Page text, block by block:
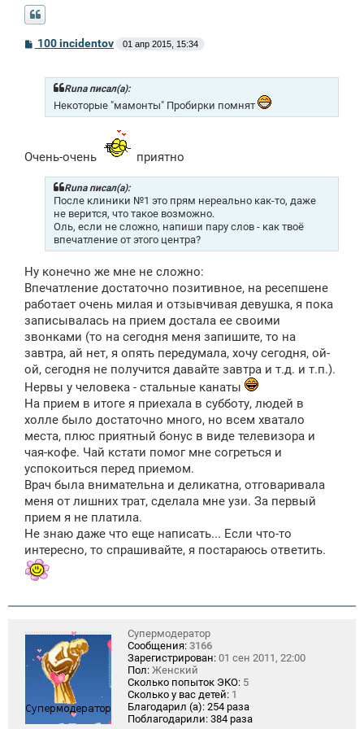
С100 incidentov 01 апр 2015, 15:34
Runa писал(а):
Некоторые "мамонты" Пробирки помнят
Очень-очень приятно
Runa писал(а):
После клиники №1 это прям нереально как-то, даже
не верится, что такое возможно.
Оль, если не сложно, напиши пару слов - как твоё
впечатление от этого центра?
Ну конечно же мне не сложно:
Впечатление достаточно позитивное, на ресепшене
работает очень милая и отзывчивая девушка, я пока
записывалась на прием достала ее своими
звонками (то на сегодня меня запишите, то на
завтра, ай нет, я опять передумала, хочу сегодня, ой-
ой, сегодня не получится давайте завтра и т.д. и т.п.).
Нервы у человека - стальные канаты
На прием в итоге я приехала в субботу, людей в
холле было достаточно много, но всем хватало
места, плюс приятный бонус в виде телевизора и
чая-кофе. Чай кстати помог мне согреться и
успокоиться перед приемом.
Врач была внимательна и деликатна, отговаривала
меня от лишних трат, сделала мне узи. За первый
прием я не платила.
Не знаю даже что еще написать... Если что-то
интересно, то спрашивайте, я постараюсь ответить.
Супермодератор
Сообщения: 3166
Зарегистрирован: 01 сен 2011, 22:00
Пол: Женский
Сколько попыток ЭКО: 5
Сколько у вас детей: 1
Благодарил (а): 254 раза
Поблагодарили: 384 раза